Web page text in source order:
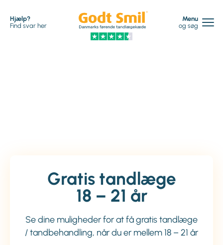
Hjælp?
Find svar her
Menu
og søg
Gratis tandlæge
18 – 21 år
Se dine muligheder for at få gratis tandlæge
/ tandbehandling, når du er mellem 18 – 21 år